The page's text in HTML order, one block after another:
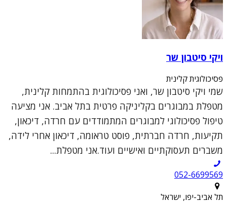
ויקי סיטבון שר
פסיכולוגית קלינית
שמי ויקי סיטבון שר, ואני פסיכולוגית בהתמחות קלינית,
מטפלת במבוגרים בקליניקה פרטית בתל אביב. אני מציעה
טיפול פסיכולוגי למבוגרים המתמודדים עם חרדה, דיכאון,
תקיעות, חרדה חברתית, פוסט טראומה, דיכאון אחרי לידה,
משברים תעסוקתיים ואישיים ועוד.אני מטפלת...
052-6699569
תל אביב-יפו, ישראל